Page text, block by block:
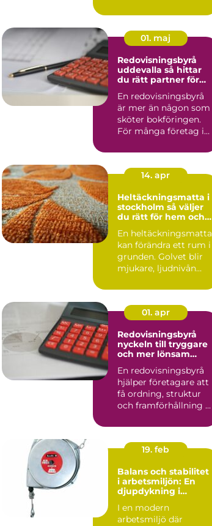
01. maj
Redovisningsbyrå
uddevalla så hittar
du rätt partner för
En redovisningsbyrå
är mer än någon som
sköter bokföringen.
För många företag i
14. apr
Heltäckningsmatta i
stockholm så väljer
du rätt för hem och
En heltäckningsmatta
kan förändra ett rum i
grunden. Golvet blir
mjukare, ljudnivån
01. apr
Redovisningsbyrå
nyckeln till tryggare
och mer lönsam
En redovisningsbyrå
hjälper företagare att
få ordning, struktur
och framförhållning i
19. feb
Balans och stabilitet
i arbetsmiljön: En
djupdykning i
I en modern
arbetsmiljö där